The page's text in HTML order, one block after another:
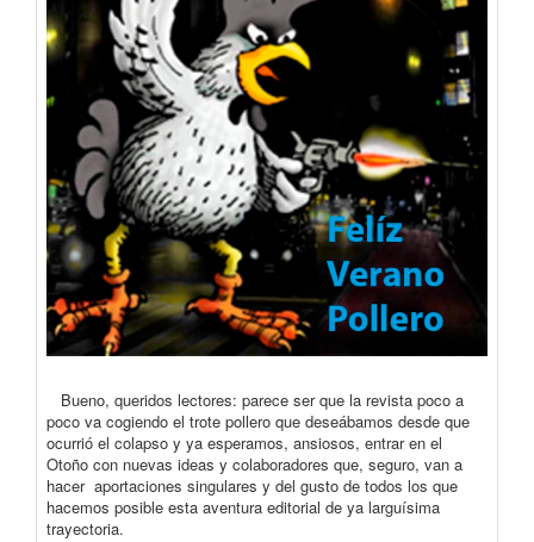
Bueno, queridos lectores: parece ser que la revista poco a
poco va cogiendo el trote pollero que deseábamos desde que
ocurrió el colapso y ya esperamos, ansiosos, entrar en el
Otoño con nuevas ideas y colaboradores que, seguro, van a
hacer aportaciones singulares y del gusto de todos los que
hacemos posible esta aventura editorial de ya larguísima
trayectoria.